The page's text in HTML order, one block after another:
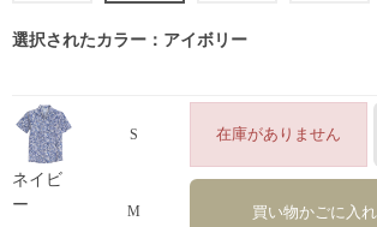
選択されたカラー：アイボリー
ネイビ
ー
S 在庫がありません
M 買い物かごに入